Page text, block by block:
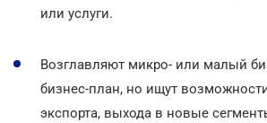
или услуги.
Возглавляют микро- или малый
бизнес-план, но ищут
экспорта, выхода в новые